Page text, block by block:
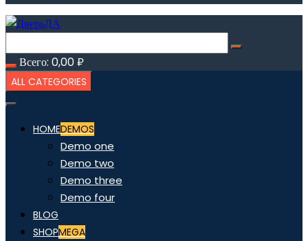
Всего: 0,00₽
ALL CATEGORIES
HOMEDEMOS
Demo one
Demo two
Demo three
Demo four
BLOG
SHOPMEGA